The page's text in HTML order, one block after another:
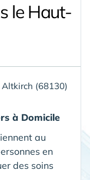
le Haut-
Altkirch (68130)
à Domicile
au
en
des soins